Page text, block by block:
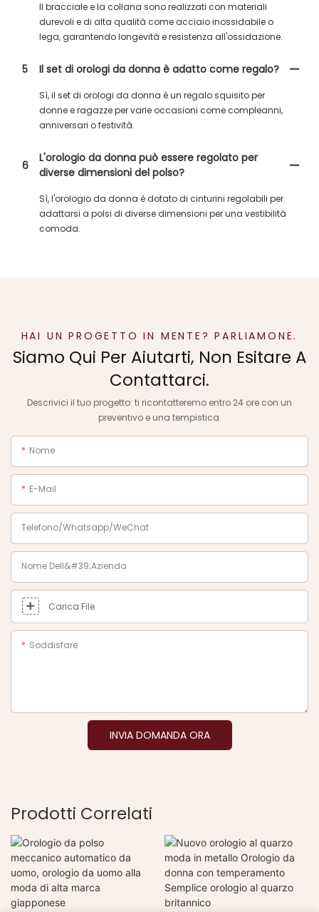
Il bracciale e la collana sono realizzati con materiali
durevoli e di alta qualità come acciaio inossidabile o
lega, garantendo longevità e resistenza all'ossidazione.
5 Il set di orologi da donna è adatto come regalo?
Sì, il set di orologi da donna è un regalo squisito per
donne e ragazze per varie occasioni come compleanni,
anniversari o festività.
6
L'orologio da donna può essere regolato per
diverse dimensioni del polso?
Sì, l'orologio da donna è dotato di cinturini regolabili per
adattarsi a polsi di diverse dimensioni per una vestibilità
comoda.
HAI UN PROGETTO IN MENTE? PARLIAMONE.
Siamo Qui Per Aiutarti, Non Esitare A
Contattarci.
Descrivici il tuo progetto: ti ricontatteremo entro 24 ore con un
preventivo e una tempistica.
Nome
E-Mail
Telefono/Whatsapp/WeChat
Nome Dell&#39;azienda
Carica File
Soddisfare
INVIA DOMANDA ORA
Prodotti Correlati